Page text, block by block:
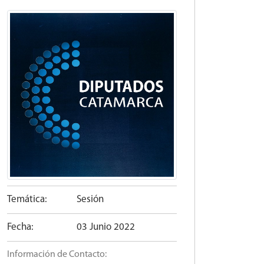
Temática: Sesión
Fecha: 03 Junio 2022
Información de Contacto: